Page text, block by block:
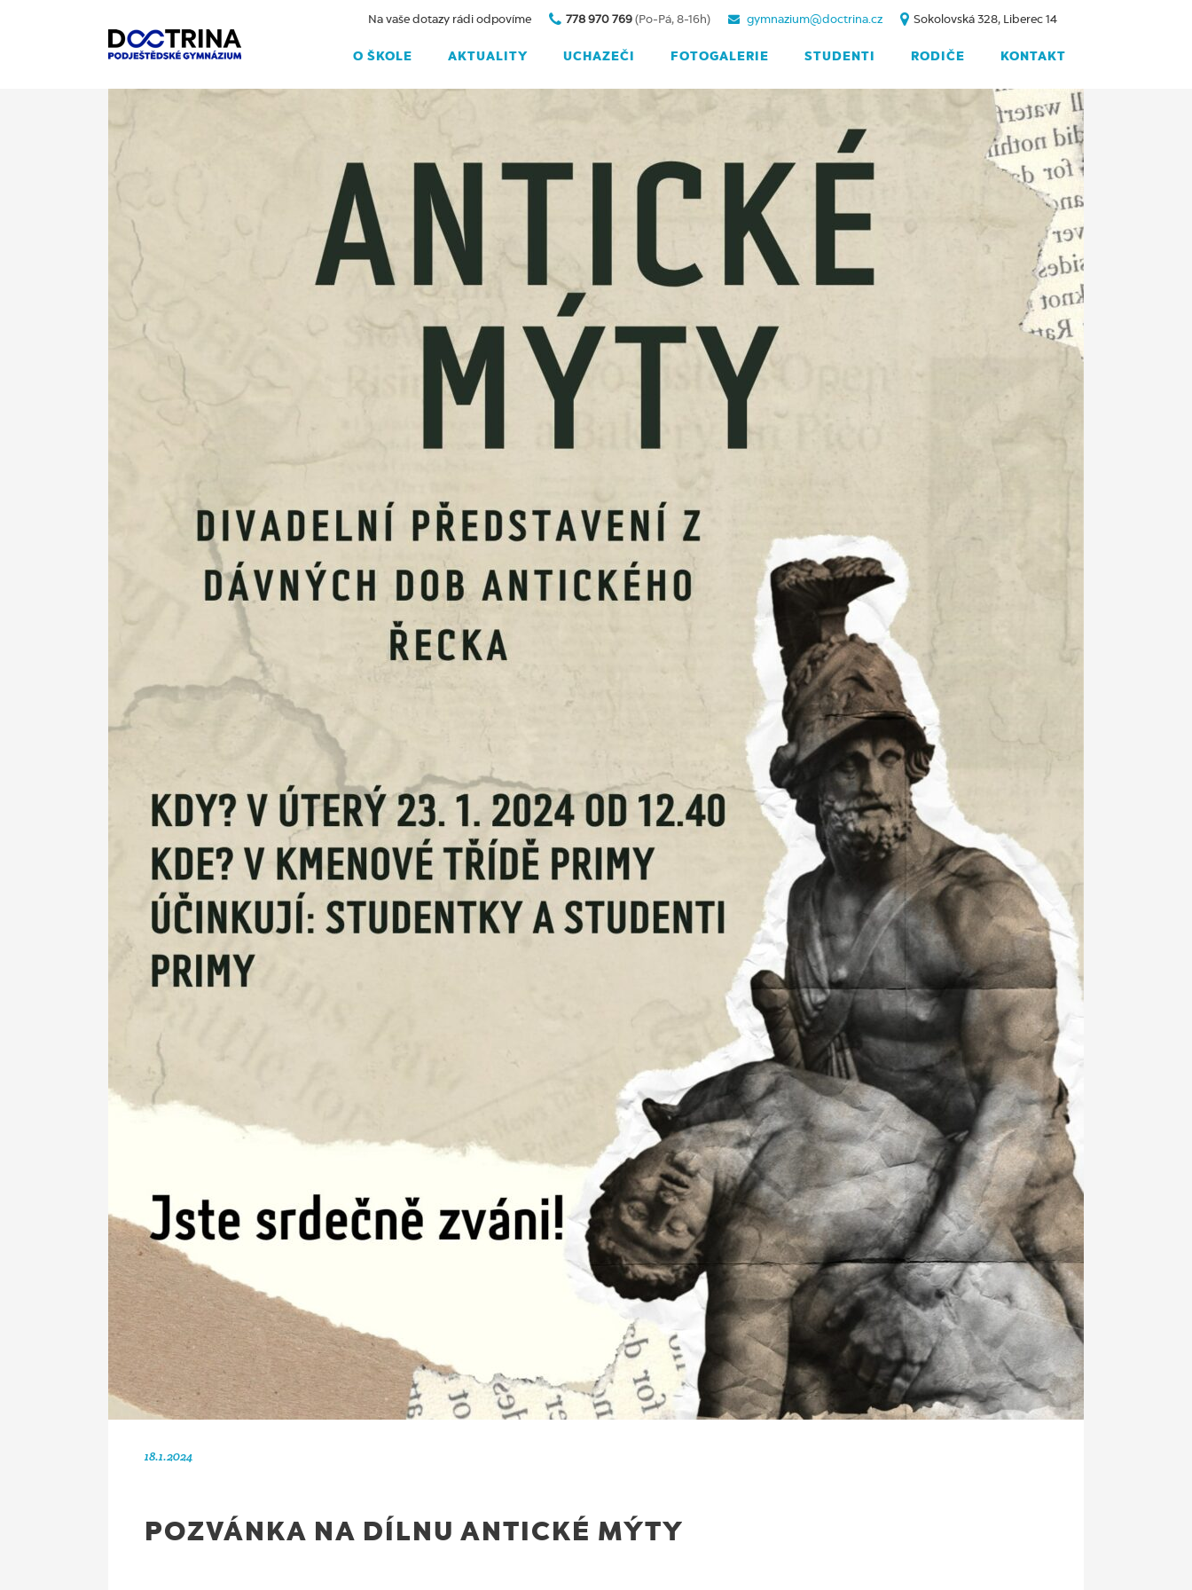
O ŠKOLE AKTUALITY UCHAZEČI FOTOGALERIE STUDENTI RODIČE KONTAKT
Na vaše dotazy rádi odpovíme 778 970 769 (Po-Pá, 8-16h) gymnazium@doctrina.cz Sokolovská 328, Liberec 14
18.1.2024
POZVÁNKA NA DÍLNU ANTICKÉ MÝTY